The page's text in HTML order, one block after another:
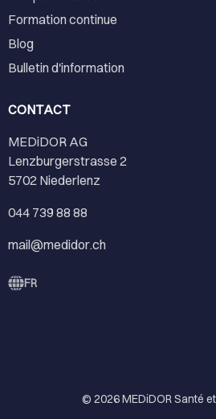
Formation continue
Blog
Bulletin d'information
CONTACT
MEDiDOR AG
Lenzburgerstrasse 2
5702 Niederlenz
044 739 88 88
mail@medidor.ch
FR
© 2026MEDiDOR Santé